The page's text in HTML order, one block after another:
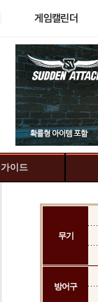
게임캘린더
가이드
무기
방어구